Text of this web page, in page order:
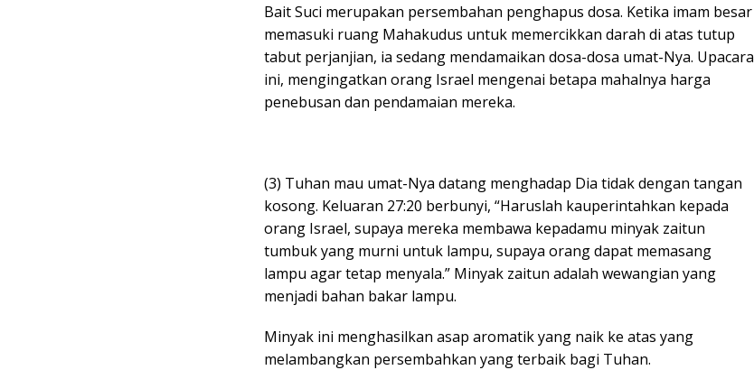
Bait Suci merupakan persembahan penghapus dosa. Ketika imam besar
memasuki ruang Mahakudus untuk memercikkan darah di atas tutup
tabut perjanjian, ia sedang mendamaikan dosa-dosa umat-Nya. Upacara
ini, mengingatkan orang Israel mengenai betapa mahalnya harga
penebusan dan pendamaian mereka.
(3) Tuhan mau umat-Nya datang menghadap Dia tidak dengan tangan
kosong. Keluaran 27:20 berbunyi, “Haruslah kauperintahkan kepada
orang Israel, supaya mereka membawa kepadamu minyak zaitun
tumbuk yang murni untuk lampu, supaya orang dapat memasang
lampu agar tetap menyala.” Minyak zaitun adalah wewangian yang
menjadi bahan bakar lampu.
Minyak ini menghasilkan asap aromatik yang naik ke atas yang
melambangkan persembahkan yang terbaik bagi Tuhan.